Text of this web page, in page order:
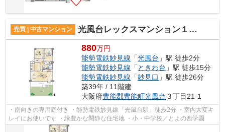
売買 | 中古マンション 光風台レックスマンション１号棟
880万円
能勢電鉄妙見線 「光風台 」駅 徒歩2分
能勢電鉄妙見線 「 ときわ台 」駅 徒歩15分
能勢電鉄妙見線 「妙見口 」駅 徒歩26分
築39年 / 11階建
大阪府豊能郡豊能町光風台 ３丁目21-1
・南向きの専用庭付き ・能勢電鉄妙見線「光風台駅」徒歩2分 ・室内大変キ
レイにお使いです ・緑豊かな閑静な住宅地 ・小・中学校／とよの西学園